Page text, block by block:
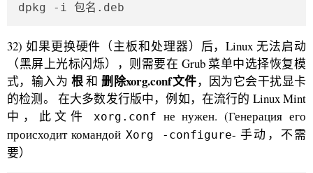
dpkg -i 包名.deb
32) 如果更换硬件（主板和处理器）后，Linux 无法启动
（黑屏上光标闪烁），则需要在 Grub 菜单中选择恢复模
式，输入为 根和删除xorg.conf文件，因为它会干扰显卡
的检测。 在大多数发行版中，例如，在流行的 Linux Mint
中，此文件
xorg.conf не нужен. (Генерация его
происходит командой Xorg -configure- 手动，不需
要）